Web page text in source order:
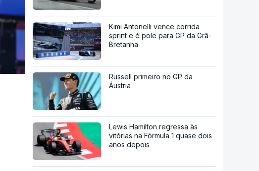
Kimi Antonelli vence corrida
sprint e é pole para GP da Grã-
Bretanha
Russell primeiro no GP da
Áustria
Lewis Hamilton regressa às
vitórias na Fórmula 1 quase dois
anos depois